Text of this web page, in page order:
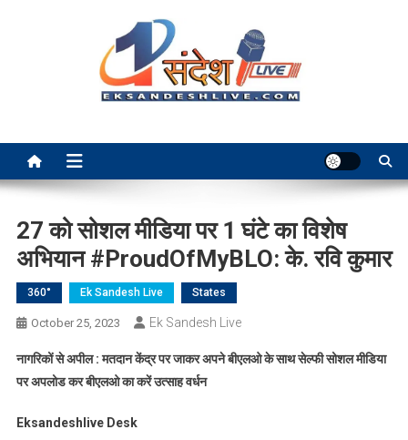
27 को सोशल मीडिया पर 1 घंटे का विशेष
अभियान #ProudOfMyBLO: के. रवि कुमार
360° Ek Sandesh Live States
October 25, 2023 Ek Sandesh Live
नागरिकों से अपील : मतदान केंद्र पर जाकर अपने बीएलओ के साथ सेल्फी सोशल मीडिया
पर अपलोड कर बीएलओ का करें उत्साह वर्धन
Eksandeshlive Desk